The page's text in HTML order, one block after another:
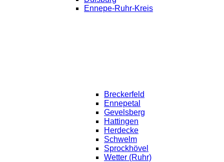
Ennepe-Ruhr-Kreis
Breckerfeld
Ennepetal
Gevelsberg
Hattingen
Herdecke
Schwelm
Sprockhövel
Wetter (Ruhr)